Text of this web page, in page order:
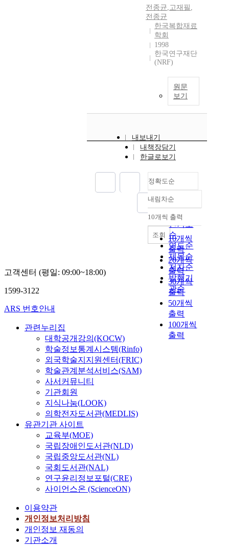
전종균,고재필 ,
전종균
한국복합재료
학회
1998
한국연구재단
(NRF)
원문
보기
내보내기
내책장담기
한글로보기
정확도순
정확도
순
인기도
순
연도순
제목순
저자순
발행기
관순
내림차순
내림차순
10개씩 출력
10개씩
출력
20개씩
출력
30개씩
출력
50개씩
출력
100개씩
출력
조회
고객센터 (평일: 09:00~18:00)
1599-3122
ARS 번호안내
관련누리집
대학공개강의(KOCW)
학술정보통계시스템(Rinfo)
외국학술지지원센터(FRIC)
학술관계분석서비스(SAM)
사서커뮤니티
기관회원
지식나눔(LOOK)
의학전자도서관(MEDLIS)
유관기관 사이트
교육부(MOE)
국립장애인도서관(NLD)
국립중앙도서관(NL)
국회도서관(NAL)
연구윤리정보포털(CRE)
사이언스온 (ScienceON)
이용약관
개인정보처리방침
개인정보 재동의
기관소개